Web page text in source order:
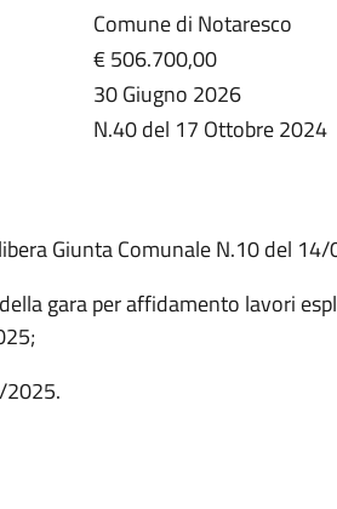
Comune di Notaresco
€ 506.700,00
30 Giugno 2026
N.40 del 17 Ottobre 2024
Giunta Comunale N.10 del
gara per affidamento lavori
2025.